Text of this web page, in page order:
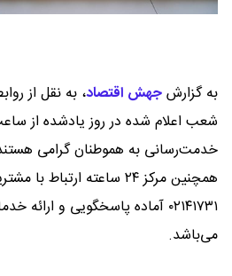
به گزارشجهش اقتصاد، به نقل از
خدمت‌رسانی به هموطنان گرامی
همچنین مرکز ۲۴ ساعته ارتباط با مشتریان
۰۲۱۴۱۷۳۱ آماده پاسخگویی و
می‌باشد.